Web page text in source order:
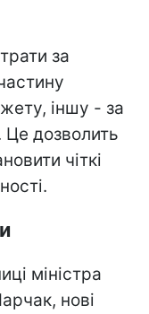
за
іншу - за
Це дозволить
чіткі
міністра
нові